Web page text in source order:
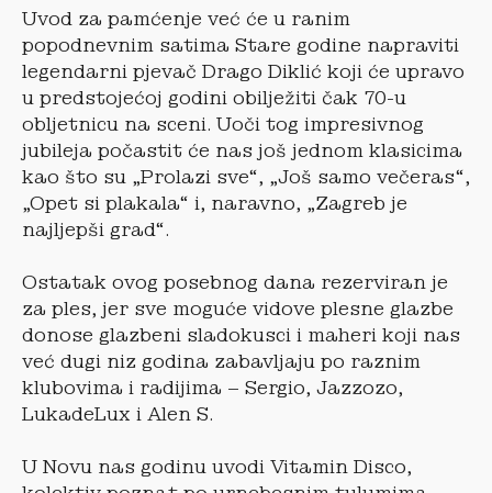
Uvod za pamćenje već će u ranim
popodnevnim satima Stare godine napraviti
legendarni pjevač Drago Diklić koji će upravo
u predstojećoj godini obilježiti čak 70-u
obljetnicu na sceni. Uoči tog impresivnog
jubileja počastit će nas još jednom klasicima
kao što su „Prolazi sve“, „Još samo večeras“,
„Opet si plakala“ i, naravno, „Zagreb je
najljepši grad“.
Ostatak ovog posebnog dana rezerviran je
za ples, jer sve moguće vidove plesne glazbe
donose glazbeni sladokusci i maheri koji nas
već dugi niz godina zabavljaju po raznim
klubovima i radijima – Sergio, Jazzozo,
LukadeLux i Alen S.
U Novu nas godinu uvodi Vitamin Disco,